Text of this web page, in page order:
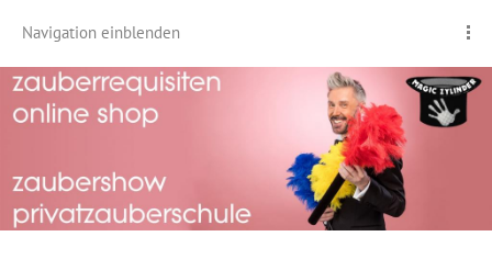
Navigation einblenden